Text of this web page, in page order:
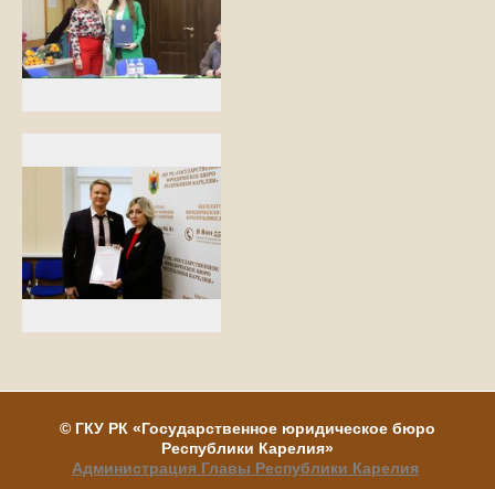
© ГКУ РК «Государственное юридическое бюро
Республики Карелия»
Администрация Главы Республики Карелия